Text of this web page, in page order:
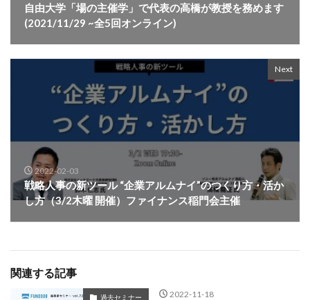
自由大学「場の主催学」で代表の高橋が教授を務めます
(2021/11/29 ~全5回オンライン)
Next
2022-02-03
戦略人事の新ツール “企業アルムナイ”のつくり方・活か
し方（3/2木曜 開催）ファイナンス稲門会主催
関連する記事
過去セミナー 2022-11-18